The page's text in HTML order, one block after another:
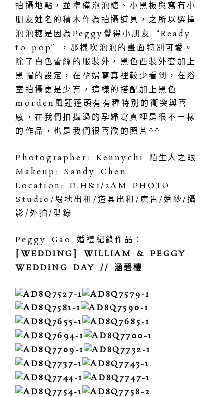
拍攝地點，並準備泡泡糖、小黑板與寫有小
朋友姓名的積木作為拍攝道具，之所以選擇
泡泡糖是因為Peggy覺得小朋友 “Ready
to pop” ，那樣吹泡泡的畫面特別可愛。
除了白色蕾絲的服裝外，黑色西裝外套加上
黑帽的設定，在孕婦寫真裡較少看到，在浴
室拍攝更是少有，這樣的搭配加上黑色
morden風蓮蓬頭有有種特別的衝突與喜
感，在我們拍攝過的孕婦寫真裡是很不ㄧ樣
的作品，也是我們很喜歡的照片^^
Photographer: Kennychi 陌生人之眼
Makeup: Sandy Chen
Location: D.H&1/2AM PHOTO
Studio/場地出租/道具出租/廣告/婚紗/攝
影/外拍/型錄
Peggy Gao 婚禮紀錄作品：
[WEDDING] WILLIAM & PEGGY
WEDDING DAY // 涵碧樓